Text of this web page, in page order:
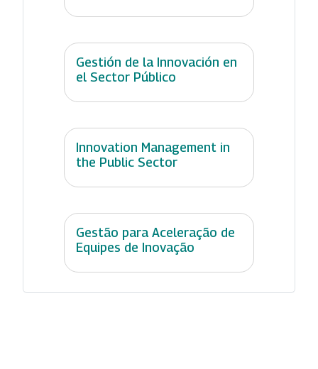
Gestión de la Innovación en
el Sector Público
Innovation Management in
the Public Sector
Gestão para Aceleração de
Equipes de Inovação